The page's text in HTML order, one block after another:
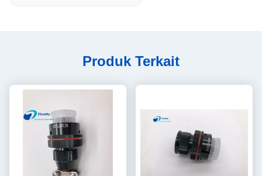
Produk Terkait